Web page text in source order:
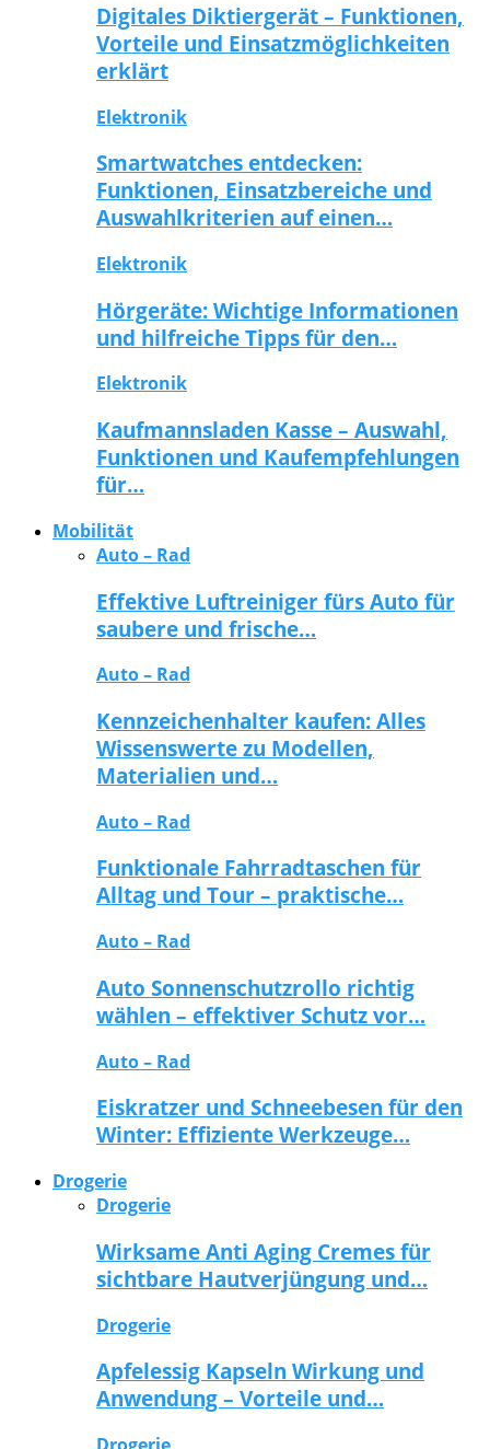
Digitales Diktiergerät – Funktionen,
Vorteile und Einsatzmöglichkeiten
erklärt
Elektronik
Smartwatches entdecken:
Funktionen, Einsatzbereiche und
Auswahlkriterien auf einen…
Elektronik
Hörgeräte: Wichtige Informationen
und hilfreiche Tipps für den…
Elektronik
Kaufmannsladen Kasse – Auswahl,
Funktionen und Kaufempfehlungen
für…
Mobilität
Auto – Rad
Effektive Luftreiniger fürs Auto für
saubere und frische…
Auto – Rad
Kennzeichenhalter kaufen: Alles
Wissenswerte zu Modellen,
Materialien und…
Auto – Rad
Funktionale Fahrradtaschen für
Alltag und Tour – praktische…
Auto – Rad
Auto Sonnenschutzrollo richtig
wählen – effektiver Schutz vor…
Auto – Rad
Eiskratzer und Schneebesen für den
Winter: Effiziente Werkzeuge…
Drogerie
Drogerie
Wirksame Anti Aging Cremes für
sichtbare Hautverjüngung und…
Drogerie
Apfelessig Kapseln Wirkung und
Anwendung – Vorteile und…